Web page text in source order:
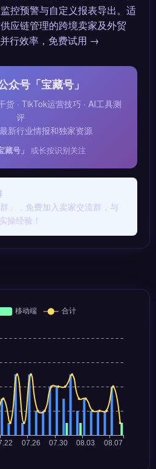
控预警与自定义报表导出。适
应链管理的跨境卖家及外贸
行效率，免费试用 →
众号「宝藏号」
货 · TikTok运营技巧 · AI工具测
评
新行业情报和独家资源
藏号」 或长按识别关注
」，免费加入卖家交流群，与
操经验！